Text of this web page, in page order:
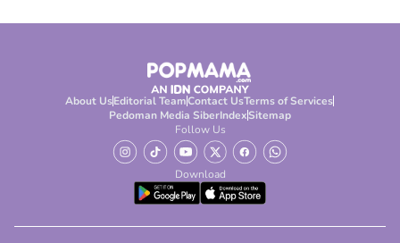
About UsEditorial TeamContact UsTerms of Services
Pedoman Media SiberIndexSitemap
Follow Us
Download